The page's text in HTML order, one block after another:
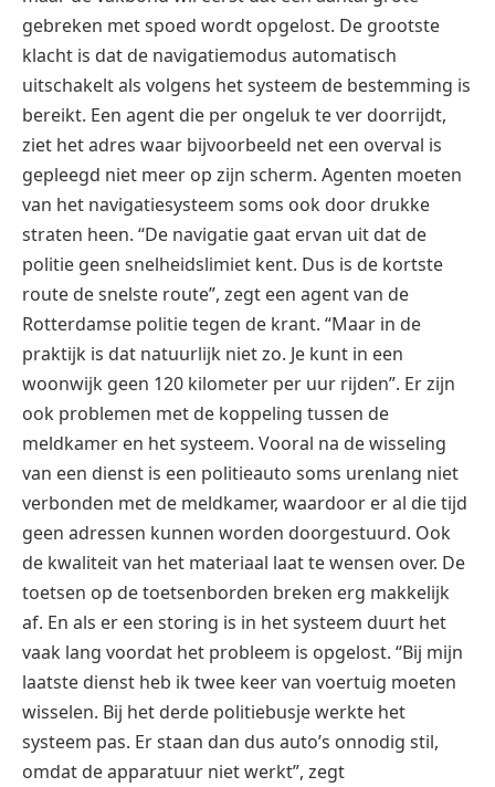
gebreken met spoed wordt opgelost. De grootste
klacht is dat de navigatiemodus automatisch
uitschakelt als volgens het systeem de bestemming is
bereikt. Een agent die per ongeluk te ver doorrijdt,
ziet het adres waar bijvoorbeeld net een overval is
gepleegd niet meer op zijn scherm. Agenten moeten
van het navigatiesysteem soms ook door drukke
straten heen. “De navigatie gaat ervan uit dat de
politie geen snelheidslimiet kent. Dus is de kortste
route de snelste route”, zegt een agent van de
Rotterdamse politie tegen de krant. “Maar in de
praktijk is dat natuurlijk niet zo. Je kunt in een
woonwijk geen 120 kilometer per uur rijden”. Er zijn
ook problemen met de koppeling tussen de
meldkamer en het systeem. Vooral na de wisseling
van een dienst is een politieauto soms urenlang niet
verbonden met de meldkamer, waardoor er al die tijd
geen adressen kunnen worden doorgestuurd. Ook
de kwaliteit van het materiaal laat te wensen over. De
toetsen op de toetsenborden breken erg makkelijk
af. En als er een storing is in het systeem duurt het
vaak lang voordat het probleem is opgelost. “Bij mijn
laatste dienst heb ik twee keer van voertuig moeten
wisselen. Bij het derde politiebusje werkte het
systeem pas. Er staan dan dus auto’s onnodig stil,
omdat de apparatuur niet werkt”, zegt